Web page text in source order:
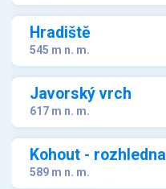
Hradiště
545 m n. m.
Javorský vrch
617 m n. m.
Kohout - rozhledna
589 m n. m.